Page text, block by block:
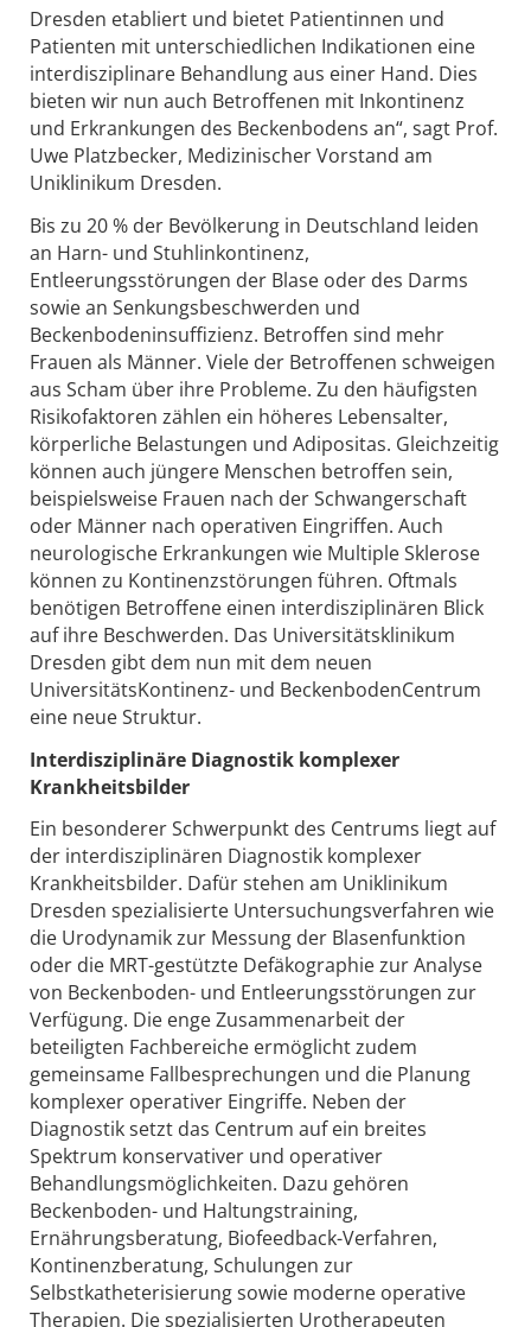
Dresden etabliert und bietet Patientinnen und
Patienten mit unterschiedlichen Indikationen eine
interdisziplinare Behandlung aus einer Hand. Dies
bieten wir nun auch Betroffenen mit Inkontinenz
und Erkrankungen des Beckenbodens an“, sagt Prof.
Uwe Platzbecker, Medizinischer Vorstand am
Uniklinikum Dresden.
Bis zu 20 % der Bevölkerung in Deutschland leiden
an Harn- und Stuhlinkontinenz,
Entleerungsstörungen der Blase oder des Darms
sowie an Senkungsbeschwerden und
Beckenbodeninsuffizienz. Betroffen sind mehr
Frauen als Männer. Viele der Betroffenen schweigen
aus Scham über ihre Probleme. Zu den häufigsten
Risikofaktoren zählen ein höheres Lebensalter,
körperliche Belastungen und Adipositas. Gleichzeitig
können auch jüngere Menschen betroffen sein,
beispielsweise Frauen nach der Schwangerschaft
oder Männer nach operativen Eingriffen. Auch
neurologische Erkrankungen wie Multiple Sklerose
können zu Kontinenzstörungen führen. Oftmals
benötigen Betroffene einen interdisziplinären Blick
auf ihre Beschwerden. Das Universitätsklinikum
Dresden gibt dem nun mit dem neuen
UniversitätsKontinenz- und BeckenbodenCentrum
eine neue Struktur.
Interdisziplinäre Diagnostik komplexer
Krankheitsbilder
Ein besonderer Schwerpunkt des Centrums liegt auf
der interdisziplinären Diagnostik komplexer
Krankheitsbilder. Dafür stehen am Uniklinikum
Dresden spezialisierte Untersuchungsverfahren wie
die Urodynamik zur Messung der Blasenfunktion
oder die MRT-gestützte Defäkographie zur Analyse
von Beckenboden- und Entleerungsstörungen zur
Verfügung. Die enge Zusammenarbeit der
beteiligten Fachbereiche ermöglicht zudem
gemeinsame Fallbesprechungen und die Planung
komplexer operativer Eingriffe. Neben der
Diagnostik setzt das Centrum auf ein breites
Spektrum konservativer und operativer
Behandlungsmöglichkeiten. Dazu gehören
Beckenboden- und Haltungstraining,
Ernährungsberatung, Biofeedback-Verfahren,
Kontinenzberatung, Schulungen zur
Selbstkatheterisierung sowie moderne operative
Therapien. Die spezialisierten Urotherapeuten